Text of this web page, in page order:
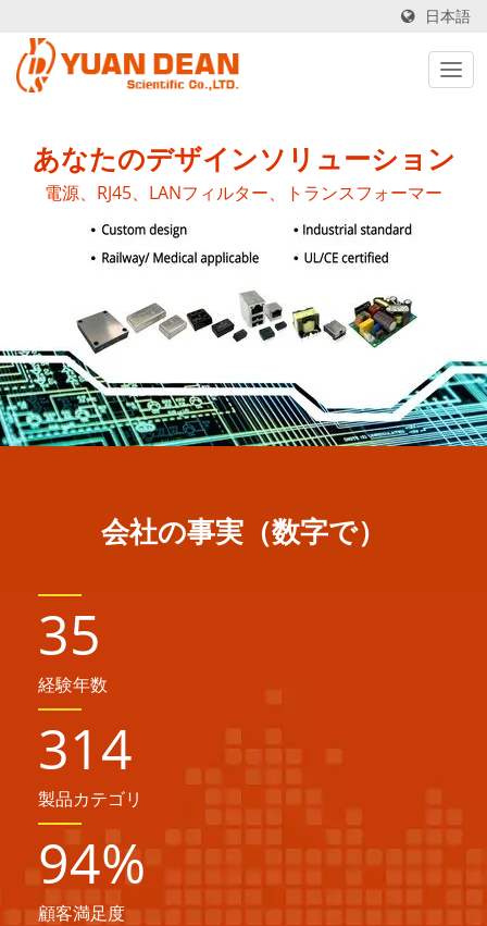
日本語
あなたのデザインソリューション
電源、RJ45、LANフィルター、トランスフォーマー
会社の事実（数字で）
35
経験年数
314
製品カテゴリ
94%
顧客満足度